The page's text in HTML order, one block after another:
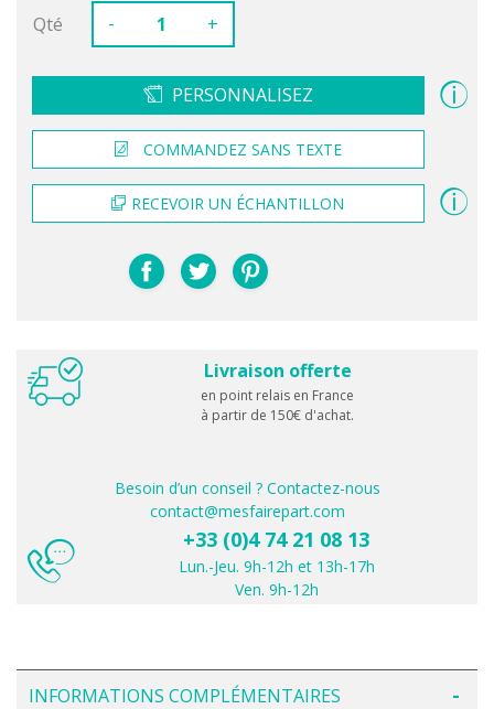
Qté - +
PERSONNALISEZ
COMMANDEZ SANS TEXTE
RECEVOIR UN ÉCHANTILLON
Livraison offerte
en point relais en France
à partir de 150€ d'achat.
Besoin d’un conseil ? Contactez-nous
contact@mesfairepart.com
+33 (0)4 74 21 08 13
Lun.-Jeu. 9h-12h et 13h-17h
Ven. 9h-12h
INFORMATIONS COMPLÉMENTAIRES